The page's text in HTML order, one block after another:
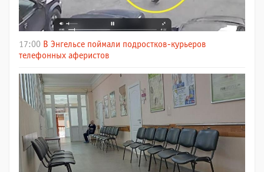
17:00 В Энгельсе поймали подростков-курьеров
телефонных аферистов